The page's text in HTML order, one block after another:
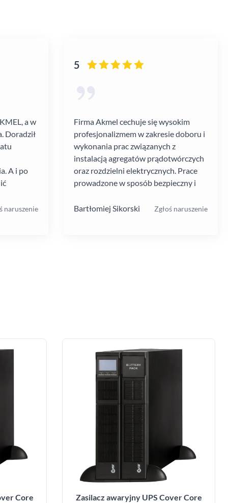
a w
Doradził
A i po
naruszenie
5
Firma Akmel cechuje się wysokim
profesjonalizmem w zakresie doboru i
wykonania prac związanych z
instalacją agregatów prądotwórczych
oraz rozdzielni elektrycznych. Prace
prowadzone w sposób bezpieczny i
Jakość i rodzaj stosowanych
Bartłomiej Sikorski Zgłoś naruszenie
Core
Zasilacz awaryjny UPS Cover Core